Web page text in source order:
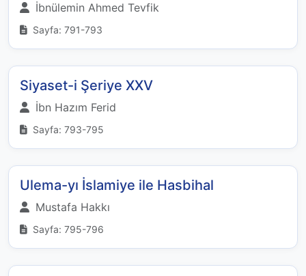
İbnülemin Ahmed Tevfik
Sayfa: 791-793
Siyaset-i Şeriye XXV
İbn Hazım Ferid
Sayfa: 793-795
Ulema-yı İslamiye ile Hasbihal
Mustafa Hakkı
Sayfa: 795-796